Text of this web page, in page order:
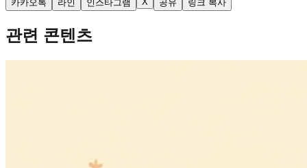
카카오톡 라인 인스타그램 공유 링크 복사
관련 콘텐츠